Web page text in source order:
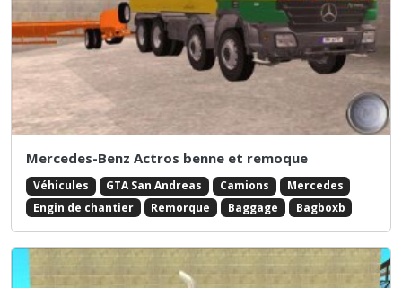
Mercedes-Benz Actros benne et remoque
Véhicules GTA San Andreas Camions
Mercedes
Engin de chantier
Remorque Baggage Bagboxb